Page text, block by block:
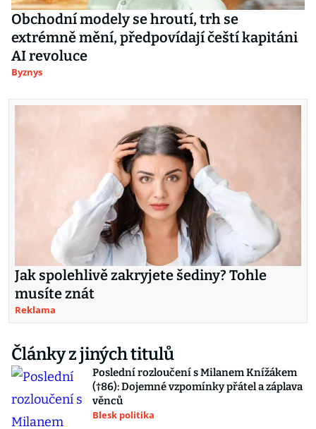
Obchodní modely se hroutí, trh se
extrémně mění, předpovídají čeští kapitáni
AI revoluce
Byznys
Jak spolehlivě zakryjete šediny? Tohle
musíte znát
Reklama
Články z jiných titulů
Poslední rozloučení s Milanem Knížákem
(†86): Dojemné vzpomínky přátel a záplava
věnců
Blesk politika